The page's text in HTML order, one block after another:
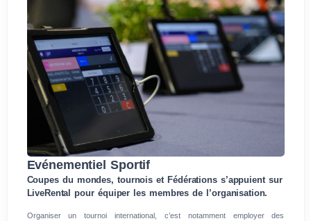
Evénementiel Sportif
Coupes du mondes, tournois et Fédérations s’appuient sur
LiveRental pour équiper les membres de l’organisation.
Organiser un tournoi international, c’est notamment employer des